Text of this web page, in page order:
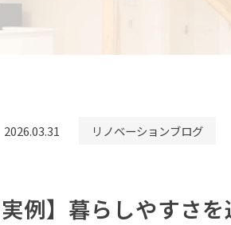
2026.03.31 リノベーションブログ
実例】暮らしやすさ